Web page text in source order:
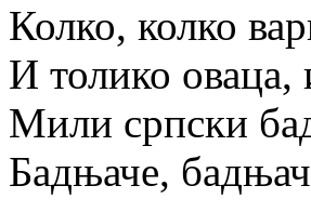
Колко, колко
И толико оваца,
Мили српски
Бадњаче,